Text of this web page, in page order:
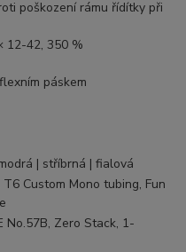
poškození rámu řídítky při
12-42, 350 %
páskem
| stříbrná | fialová
Custom Mono tubing, Fun
No.57B, Zero Stack, 1-